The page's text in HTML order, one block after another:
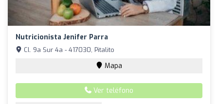
Nutricionista Jenifer Parra
Cl. 9a Sur 4a - 417030, Pitalito
Mapa
Ver teléfono